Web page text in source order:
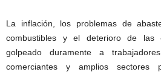
La inflación, los problemas de
combustibles y el deterioro de las
golpeado duramente a
comerciantes y amplios sectores